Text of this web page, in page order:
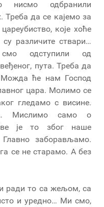
нисмо одбранили
Треба да се кајемо за
које хоће
различите ствари…
одступили од
пута. Треба да
ће нам Господ
цара. Молимо се
гледамо с висине.
Мислимо само о
је то због наше
заборављамо.
се не старамо. А без
и ради то са жељом, са
и уредно… Ми смо,